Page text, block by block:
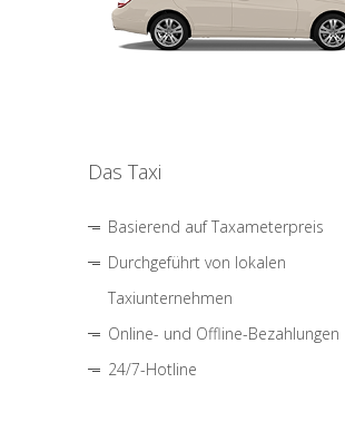
Das Taxi
Basierend auf Taxameterpreis
Durchgeführt von lokalen
Taxiunternehmen
Online- und Offline-Bezahlungen
24/7-Hotline